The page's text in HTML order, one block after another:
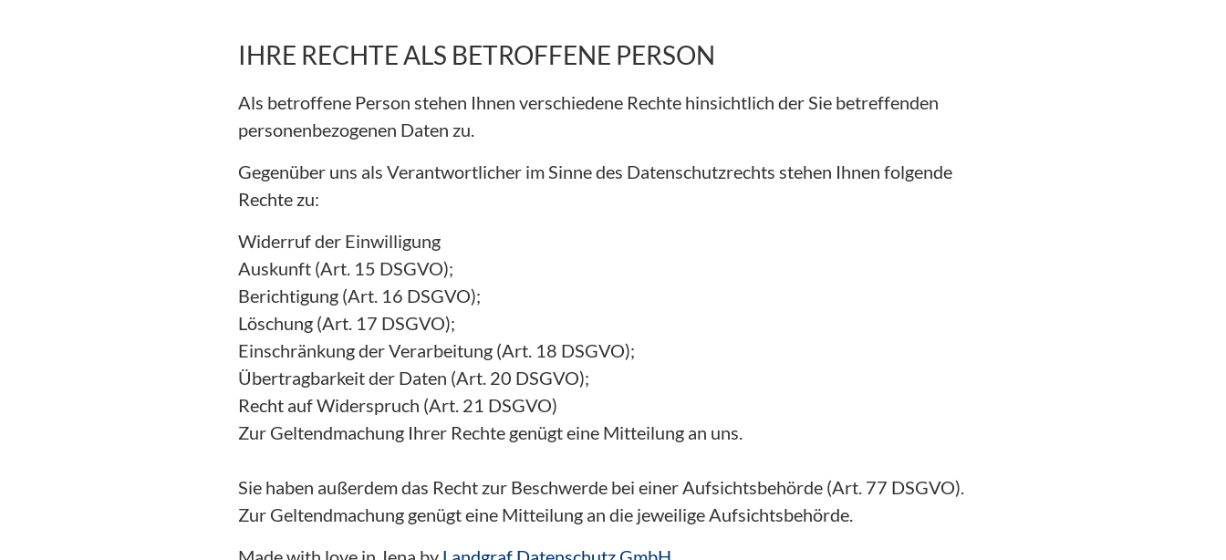
IHRE RECHTE ALS BETROFFENE PERSON
Als betroffene Person stehen Ihnen verschiedene Rechte hinsichtlich der Sie betreffenden
personenbezogenen Daten zu.
Gegenüber uns als Verantwortlicher im Sinne des Datenschutzrechts stehen Ihnen folgende
Rechte zu:
Widerruf der Einwilligung
Auskunft (Art. 15 DSGVO);
Berichtigung (Art. 16 DSGVO);
Löschung (Art. 17 DSGVO);
Einschränkung der Verarbeitung (Art. 18 DSGVO);
Übertragbarkeit der Daten (Art. 20 DSGVO);
Recht auf Widerspruch (Art. 21 DSGVO)
Zur Geltendmachung Ihrer Rechte genügt eine Mitteilung an uns.
Sie haben außerdem das Recht zur Beschwerde bei einer Aufsichtsbehörde (Art. 77 DSGVO).
Zur Geltendmachung genügt eine Mitteilung an die jeweilige Aufsichtsbehörde.